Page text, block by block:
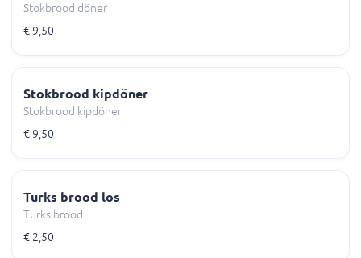
Stokbrood döner
€ 9,50
Stokbrood kipdöner
Stokbrood kipdöner
€ 9,50
Turks brood los
Turks brood
€ 2,50